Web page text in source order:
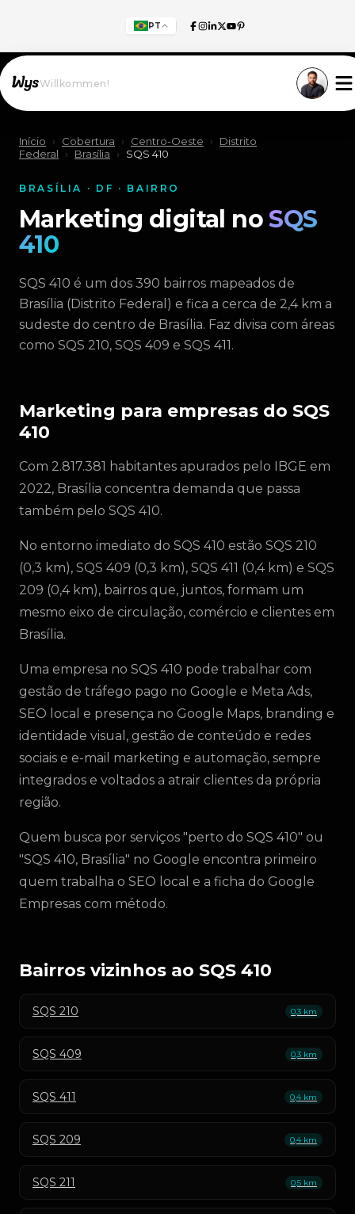
PT
Willkommen!
Início › Cobertura › Centro-Oeste ›
Distrito
Federal
› Brasília › SQS 410
BRASÍLIA · DF · BAIRRO
Marketing digital noSQS
410
SQS 410 é um dos 390 bairros mapeados de
Brasília (Distrito Federal) e fica a cerca de 2,4 km a
sudeste do centro de Brasília. Faz divisa com áreas
como SQS 210, SQS 409 e SQS 411.
Marketing para empresas do SQS
410
Com 2.817.381 habitantes apurados pelo IBGE em
2022, Brasília concentra demanda que passa
também pelo SQS 410.
No entorno imediato do SQS 410 estão SQS 210
(0,3 km), SQS 409 (0,3 km), SQS 411 (0,4 km) e SQS
209 (0,4 km), bairros que, juntos, formam um
mesmo eixo de circulação, comércio e clientes em
Brasília.
Uma empresa no SQS 410 pode trabalhar com
gestão de tráfego pago no Google e Meta Ads,
SEO local e presença no Google Maps, branding e
identidade visual, gestão de conteúdo e redes
sociais e e-mail marketing e automação, sempre
integrados e voltados a atrair clientes da própria
região.
Quem busca por serviços "perto do SQS 410" ou
"SQS 410, Brasília" no Google encontra primeiro
quem trabalha o SEO local e a ficha do Google
Empresas com método.
Bairros vizinhos ao SQS 410
SQS 210 0,3 km
SQS 409 0,3 km
SQS 411 0,4 km
SQS 209 0,4 km
SQS 211 0,5 km